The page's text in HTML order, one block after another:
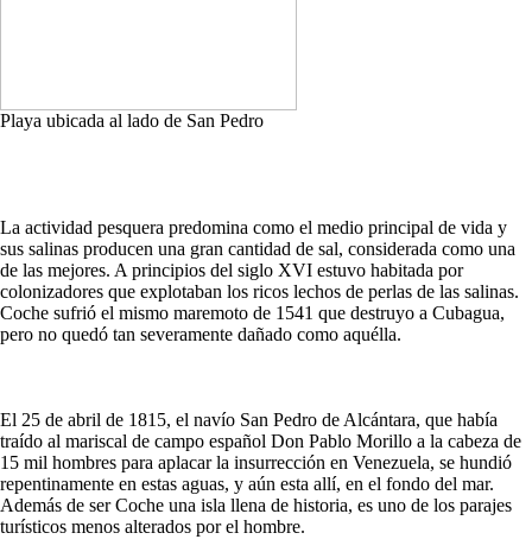
Playa ubicada al lado de San Pedro
La actividad pesquera predomina como el medio principal de vida y
sus salinas producen una gran cantidad de sal, considerada como una
de las mejores. A principios del siglo XVI estuvo habitada por
colonizadores que explotaban los ricos lechos de perlas de las salinas.
Coche sufrió el mismo maremoto de 1541 que destruyo a Cubagua,
pero no quedó tan severamente dañado como aquélla.
El 25 de abril de 1815, el navío San Pedro de Alcántara, que había
traído al mariscal de campo español Don Pablo Morillo a la cabeza de
15 mil hombres para aplacar la insurrección en Venezuela, se hundió
repentinamente en estas aguas, y aún esta allí, en el fondo del mar.
Además de ser Coche una isla llena de historia, es uno de los parajes
turísticos menos alterados por el hombre.